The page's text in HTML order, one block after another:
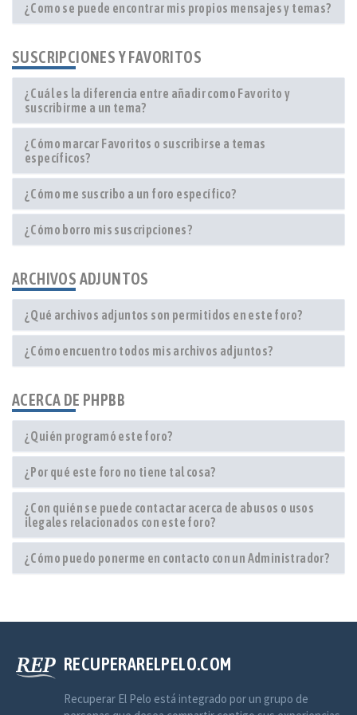
¿Como se puede encontrar mis propios mensajes y temas?
SUSCRIPCIONES Y FAVORITOS
¿Cuál es la diferencia entre añadir como Favorito y
suscribirme a un tema?
¿Cómo marcar Favoritos o suscribirse a temas
específicos?
¿Cómo me suscribo a un foro específico?
¿Cómo borro mis suscripciones?
ARCHIVOS ADJUNTOS
¿Qué archivos adjuntos son permitidos en este foro?
¿Cómo encuentro todos mis archivos adjuntos?
ACERCA DE PHPBB
¿Quién programó este foro?
¿Por qué este foro no tiene tal cosa?
¿Con quién se puede contactar acerca de abusos o usos
ilegales relacionados con este foro?
¿Cómo puedo ponerme en contacto con un Administrador?
RECUPERARELPELO.COM
Recuperar El Pelo está integrado por un grupo de